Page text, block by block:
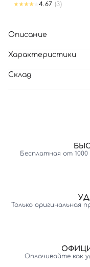
4.67 (3)
Описание
Характеристики
Склад
Бесплатная от
Только оригинальная
Оплачивайте как